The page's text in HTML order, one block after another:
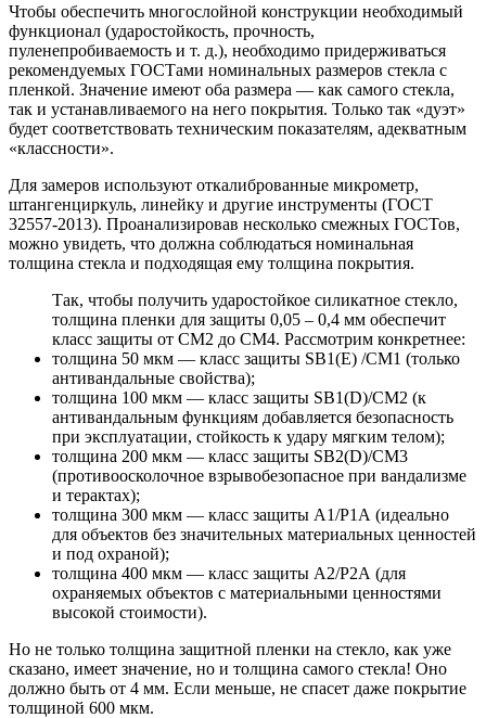
Чтобы обеспечить многослойной конструкции необходимый
функционал (ударостойкость, прочность,
пуленепробиваемость и т. д.), необходимо придерживаться
рекомендуемых ГОСТами номинальных размеров стекла с
пленкой. Значение имеют оба размера — как самого стекла,
так и устанавливаемого на него покрытия. Только так «дуэт»
будет соответствовать техническим показателям, адекватным
«классности».
Для замеров используют откалиброванные микрометр,
штангенциркуль, линейку и другие инструменты (ГОСТ
32557-2013). Проанализировав несколько смежных ГОСТов,
можно увидеть, что должна соблюдаться номинальная
толщина стекла и подходящая ему толщина покрытия.
Так, чтобы получить ударостойкое силикатное стекло,
толщина пленки для защиты 0,05 – 0,4 мм обеспечит
класс защиты от СМ2 до СМ4. Рассмотрим конкретнее:
толщина 50 мкм — класс защиты SB1(E) /СМ1 (только
антивандальные свойства);
толщина 100 мкм — класс защиты SB1(D)/СМ2 (к
антивандальным функциям добавляется безопасность
при эксплуатации, стойкость к удару мягким телом);
толщина 200 мкм — класс защиты SB2(D)/СМ3
(противоосколочное взрывобезопасное при вандализме
и терактах);
толщина 300 мкм — класс защиты А1/Р1А (идеально
для объектов без значительных материальных ценностей
и под охраной);
толщина 400 мкм — класс защиты А2/Р2А (для
охраняемых объектов с материальными ценностями
высокой стоимости).
Но не только толщина защитной пленки на стекло, как уже
сказано, имеет значение, но и толщина самого стекла! Оно
должно быть от 4 мм. Если меньше, не спасет даже покрытие
толщиной 600 мкм.